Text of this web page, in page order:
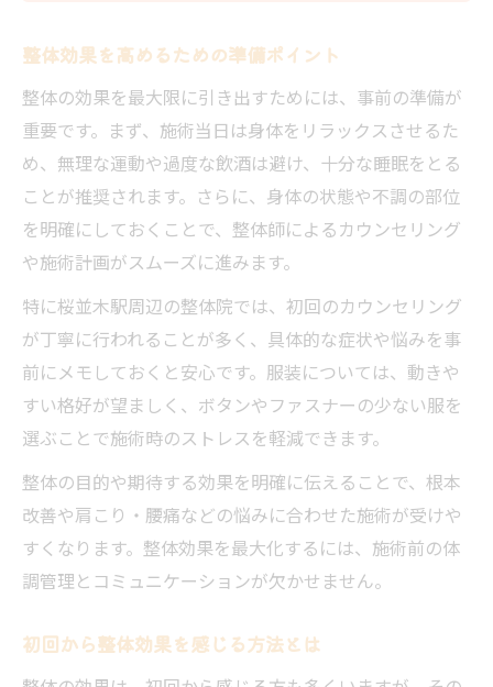
回数を重ねた整体で期待できる体の変化
整体の効果を実感する通院頻度の目安
整体体験で得た変化と継続のポイント
安心して通える整体体験のポイント集
整体初心者も安心できるカウンセリング
桜並木駅周辺で人気の整体院選びの基準
女性にうれしい整体体験の安心ポイント
整体予約時の不安解消とサポート体制
口コミから知る整体の雰囲気と信頼性
肩こりや腰痛改善に整体が効く理由とは
整体が肩こり改善に役立つ仕組みを解説
チ
整体体験で感じる肩こり・腰痛の変化
整体で姿勢改善が期待できる理由とは
整体時の服装やブラジャーの疑問を解消
整体時に適した服装とブラジャーの選び方
整体効果を高めるための準備ポイント
整体の効果を最大限に引き出すためには、事前の準備が
重要です。まず、施術当日は身体をリラックスさせるた
め、無理な運動や過度な飲酒は避け、十分な睡眠をとる
ことが推奨されます。さらに、身体の状態や不調の部位
を明確にしておくことで、整体師によるカウンセリング
や施術計画がスムーズに進みます。
特に桜並木駅周辺の整体院では、初回のカウンセリング
が丁寧に行われることが多く、具体的な症状や悩みを事
前にメモしておくと安心です。服装については、動きや
すい格好が望ましく、ボタンやファスナーの少ない服を
選ぶことで施術時のストレスを軽減できます。
整体の目的や期待する効果を明確に伝えることで、根本
改善や肩こり・腰痛などの悩みに合わせた施術が受けや
すくなります。整体効果を最大化するには、施術前の体
調管理とコミュニケーションが欠かせません。
初回から整体効果を感じる方法とは